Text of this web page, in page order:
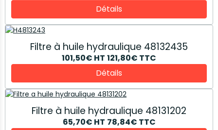
Détails
Filtre à huile hydraulique 48132435
101,50€ HT 121,80€ TTC
Détails
Filtre à huile hydraulique 48131202
65,70€ HT 78,84€ TTC